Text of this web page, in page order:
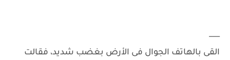
___
القى بالهاتف الجوال فى الأرض بغضب شديد، فقالت